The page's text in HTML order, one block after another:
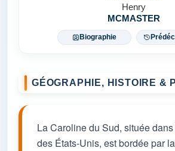
Henry
MCMASTER
Biographie
GÉOGRAPHIE, HISTOIRE &
La Caroline du Sud, située
des États-Unis, est bordée par